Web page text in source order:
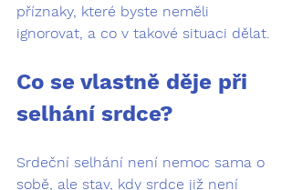
příznaky, které byste neměli
ignorovat, a co v takové situaci dělat.
Co se vlastně děje při
selhání srdce?
Srdeční selhání není nemoc sama o
sobě, ale stav, kdy srdce již není